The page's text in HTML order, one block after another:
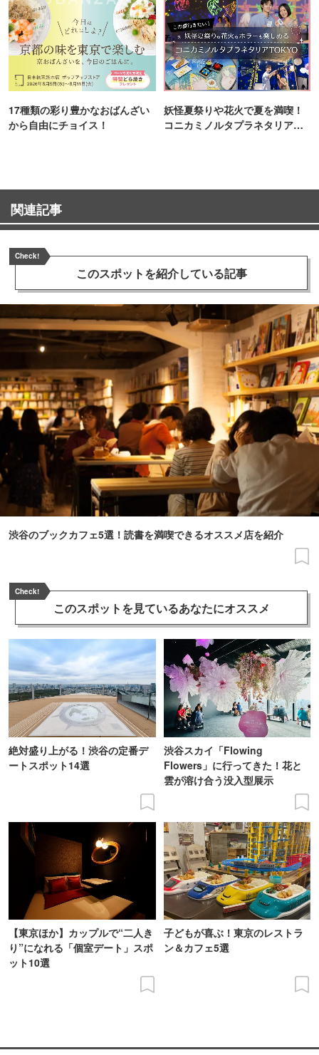
17種類の彩り豊かなおばんざい
から自由にチョイス！
妖怪夏祭りや花火で夏を満喫！
コニカミノルタプラネタリア
関連記事
Check!
このスポットを紹介している記事
渋谷のブックカフェ5選！読書を満喫できるオススメ店を紹介
Check!
このスポットを見ているあなたにオススメ
絶対盛り上がる！渋谷の定番デ
ートスポット14選
渋谷スカイ「Flowing
Flowers」に行ってきた！花と
雲が溶け合う没入型展示
【東京ほか】カップルで“二人き
り”になれる「個室デート」スポ
ット10選
子どもが喜ぶ！東京のレストラ
ン＆カフェ5選